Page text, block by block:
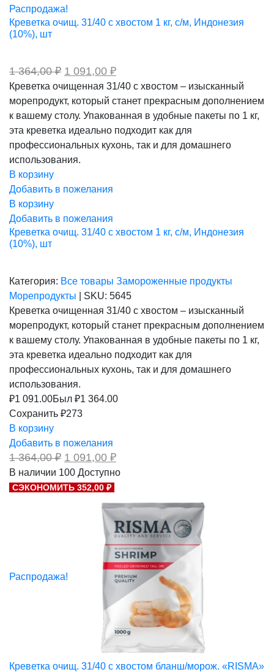
364,00 ₽.
Распродажа!
Креветка очищ. 31/40 с хвостом 1 кг, с/м, Индонезия
(10%), шт
1 364,00₽ Первоначальная
составляла
1
364,00 ₽.
1 091,00 ₽Текущая
цена:
1
091,00 ₽.
Креветка очищенная 31/40 с хвостом – изысканный
морепродукт, который станет прекрасным дополнением
к вашему столу. Упакованная в удобные пакеты по 1 кг,
эта креветка идеально подходит как для
профессиональных кухонь, так и для домашнего
использования.
В корзину
Добавить в пожелания
В корзину
Добавить в пожелания
Креветка очищ. 31/40 с хвостом 1 кг, с/м, Индонезия
(10%), шт
Категория: Все товары Замороженные продукты
Морепродукты
SKU: 5645
Креветка очищенная 31/40 с хвостом – изысканный
морепродукт, который станет прекрасным дополнением
к вашему столу. Упакованная в удобные пакеты по 1 кг,
эта креветка идеально подходит как для
профессиональных кухонь, так и для домашнего
использования.
₽1 091.00Был ₽1 364.00
Сохранить ₽273
В корзину
Добавить в пожелания
1 364,00₽ Первоначальная
цена
составляла
1
364,00 ₽.
1 091,00 ₽Текущая
1
В наличии 100 Доступно
СЭКОНОМИТЬ 352,00 ₽
Распродажа!
Креветка очищ. 31/40 с хвостом бланш/морож. «RISMA»